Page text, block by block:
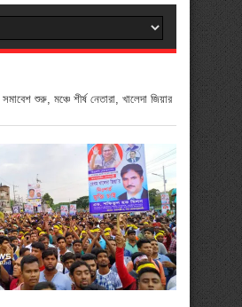
সমাবেশ শুরু, মঞ্চে শীর্ষ নেতারা, খালেদা জিয়ার